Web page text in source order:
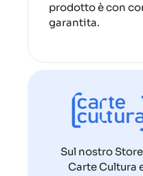
prodotto è con
garantita.
Sul nostro
Carte Cultura